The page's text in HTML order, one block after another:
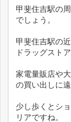
甲斐住吉駅の
でしょう。
甲斐住吉駅の
ドラッグスト
家電量販店や
の買い出しに
少し歩くとシ
リアですね。